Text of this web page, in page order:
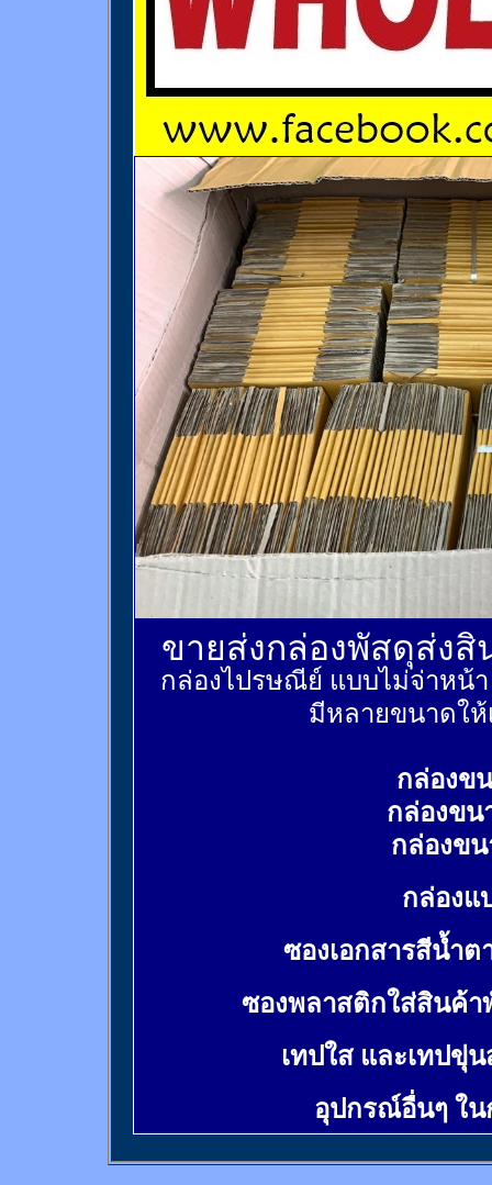
ขายส่งกล่องพัสดุส่ง
กล่องไปรษณีย์ แบบไม่จ่าหน้
มีหลายขนาดให้
กล่องข
กล่องขน
กล่องข
กล่องแ
ซองเอกสารสีน้ำต
ซองพลาสติกใส่สินค้า
เทปใส และเทปขุ่
อุปกรณ์อื่นๆ ใ